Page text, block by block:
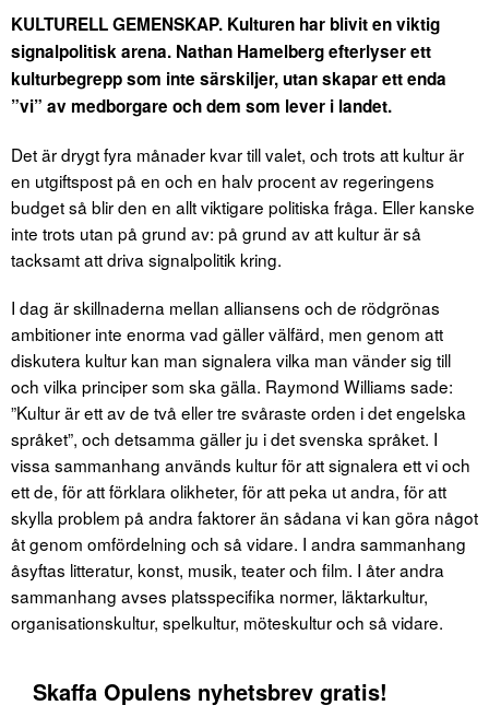
KULTURELL GEMENSKAP. Kulturen har blivit en viktig
signalpolitisk arena. Nathan Hamelberg efterlyser ett
kulturbegrepp som inte särskiljer, utan skapar ett enda
”vi” av medborgare och dem som lever i landet.
Det är drygt fyra månader kvar till valet, och trots att kultur är
en utgiftspost på en och en halv procent av regeringens
budget så blir den en allt viktigare politiska fråga. Eller kanske
inte trots utan på grund av: på grund av att kultur är så
tacksamt att driva signalpolitik kring.
I dag är skillnaderna mellan alliansens och de rödgrönas
ambitioner inte enorma vad gäller välfärd, men genom att
diskutera kultur kan man signalera vilka man vänder sig till
och vilka principer som ska gälla. Raymond Williams sade:
”Kultur är ett av de två eller tre svåraste orden i det engelska
språket”, och detsamma gäller ju i det svenska språket. I
vissa sammanhang används kultur för att signalera ett vi och
ett de, för att förklara olikheter, för att peka ut andra, för att
skylla problem på andra faktorer än sådana vi kan göra något
åt genom omfördelning och så vidare. I andra sammanhang
åsyftas litteratur, konst, musik, teater och film. I åter andra
sammanhang avses platsspecifika normer, läktarkultur,
organisationskultur, spelkultur, möteskultur och så vidare.
Skaffa Opulens nyhetsbrev gratis!